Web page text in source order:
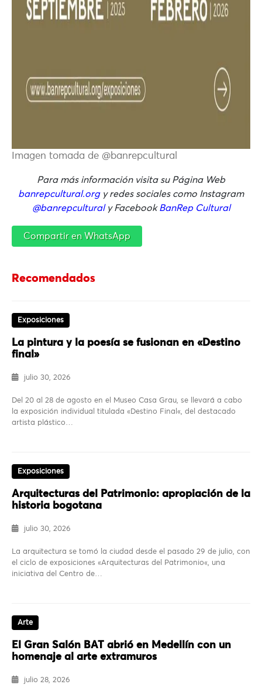
Imagen tomada de @banrepcultural
Para más información visita su Página Web
banrepcultural.orgy redes sociales como Instagram
@banrepcultural y FacebookBanRep Cultural
Compartir en WhatsApp
Recomendados
Exposiciones
La pintura y la poesía se fusionan en «Destino
final»
julio 30, 2026
Del 20 al 28 de agosto en el Museo Casa Grau, se llevará a cabo
la exposición individual titulada «Destino Final«, del destacado
artista plástico…
Exposiciones
Arquitecturas del Patrimonio: apropiación de la
historia bogotana
julio 30, 2026
La arquitectura se tomó la ciudad desde el pasado 29 de julio, con
el ciclo de exposiciones «Arquitecturas del Patrimonio«, una
iniciativa del Centro de…
Arte
El Gran Salón BAT abrió en Medellín con un
homenaje al arte extramuros
julio 28, 2026